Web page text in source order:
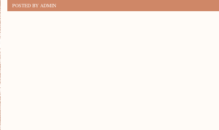
POSTED BY ADMIN